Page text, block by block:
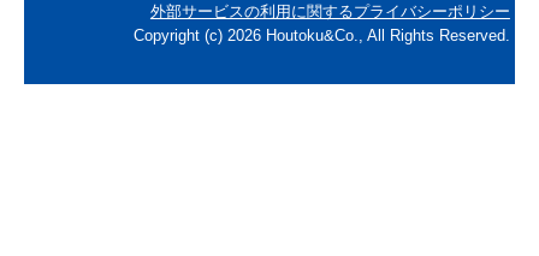
外部サービスの利用に関するプライバシーポリシー
Copyright (c) 2026 Houtoku&Co., All Rights Reserved.